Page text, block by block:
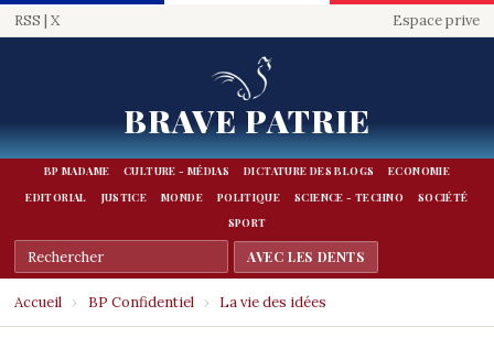
RSS | X Espace prive
BRAVE PATRIE
BP MADAME CULTURE - MÉDIAS DICTATURE DES BLOGS
ECONOMIE
EDITORIAL
JUSTICE MONDE POLITIQUE SCIENCE - TECHNO
SOCIÉTÉ
SPORT
Accueil › BP Confidentiel › La vie des idées